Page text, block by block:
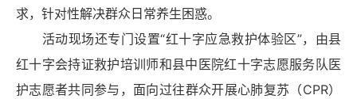
求，针对性解决群众日常养生困惑。
活动现场还专门设置“红十字应急救护体验区”，由县
红十字会持证救护培训师和县中医院红十字志愿服务队医
护志愿者共同参与，面向过往群众开展心肺复苏（CPR）